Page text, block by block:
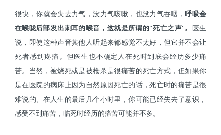
很快，你就会失去力气，没力气咳嗽，也没力气吞咽， 呼吸会
在喉咙后部发出刺耳的喉音，这就是所谓的“死亡之声”。
医生
说，即使这种声音其他人听起来都感觉不太好，但它并不会让
死者感到疼痛。但医生也不确定人在死时到底会经历多少痛
苦。当然，被烧死或是被枪杀是很痛苦的死亡方式，但如果你
是在医院的病床上因为自然原因死亡的话，死亡时的痛苦是很
难说的。在人生的最后几个小时里，你可能已经失去了意识，
感受不到痛苦，临死时经历的痛苦可能并不多。